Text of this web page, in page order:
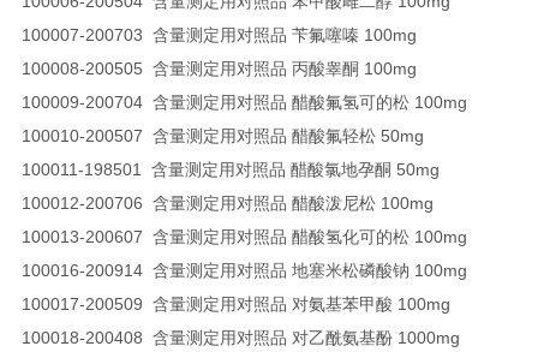
100007-200703 含量测定用对照品 苄氟噻嗪 100mg
100008-200505 含量测定用对照品 丙酸睾酮 100mg
100009-200704 含量测定用对照品 醋酸氟氢可的松 100mg
100010-200507 含量测定用对照品 醋酸氟轻松 50mg
100011-198501 含量测定用对照品 醋酸氯地孕酮 50mg
100012-200706 含量测定用对照品 醋酸泼尼松 100mg
100013-200607 含量测定用对照品 醋酸氢化可的松 100mg
100016-200914 含量测定用对照品 地塞米松磷酸钠 100mg
100017-200509 含量测定用对照品 对氨基苯甲酸 100mg
100018-200408 含量测定用对照品 对乙酰氨基酚 1000mg